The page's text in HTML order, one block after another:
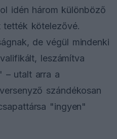
idén három különböző
tették kötelezővé.
de végül mindenki
leszámítva
– utalt arra a
szándékosan
"ingyen"